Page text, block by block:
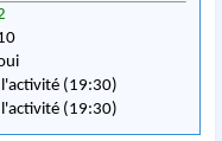
l'activité (19:30)
l'activité (19:30)